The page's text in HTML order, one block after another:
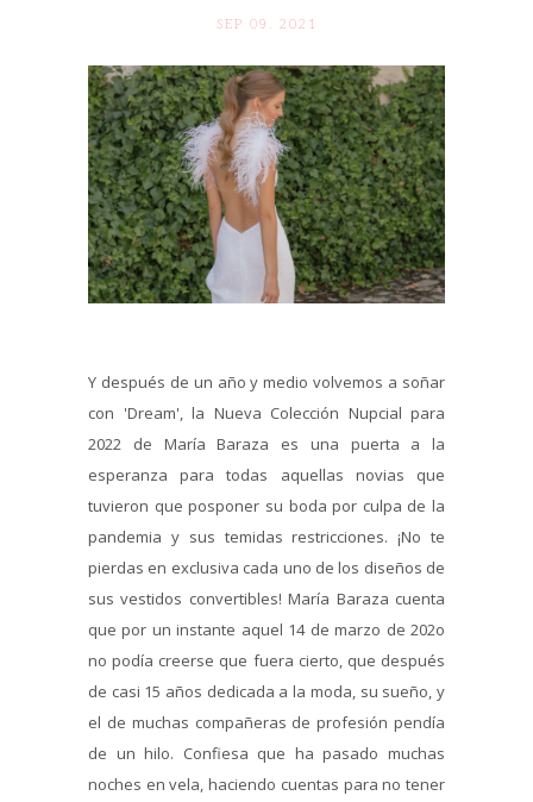
SEP 09. 2021
Y después de un año y medio volvemos a soñar
con 'Dream', la Nueva Colección Nupcial para
2022 de María Baraza es una puerta a la
esperanza para todas aquellas novias que
tuvieron que posponer su boda por culpa de la
pandemia y sus temidas restricciones. ¡No te
pierdas en exclusiva cada uno de los diseños de
sus vestidos convertibles! María Baraza cuenta
que por un instante aquel 14 de marzo de 202o
no podía creerse que fuera cierto, que después
de casi 15 años dedicada a la moda, su sueño, y
el de muchas compañeras de profesión pendía
de un hilo. Confiesa que ha pasado muchas
noches en vela, haciendo cuentas para no tener